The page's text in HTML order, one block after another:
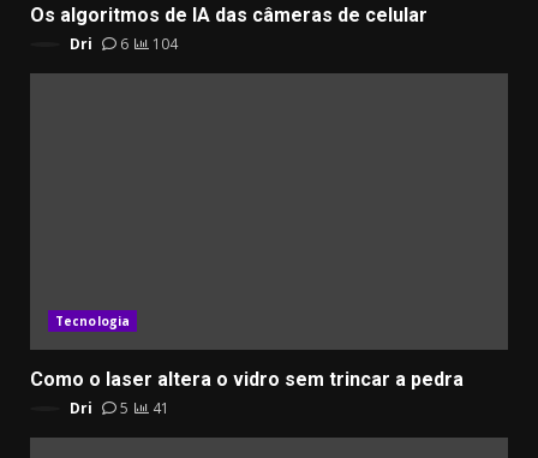
Os algoritmos de IA das câmeras de celular
Dri 6 104
Tecnologia
Como o laser altera o vidro sem trincar a pedra
Dri 5 41